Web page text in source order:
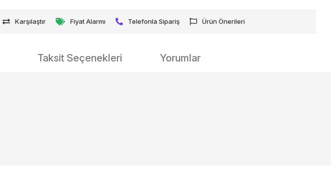
Karşılaştır Fiyat Alarmı Telefonla Sipariş Ürün Önerileri
Taksit Seçenekleri Yorumlar